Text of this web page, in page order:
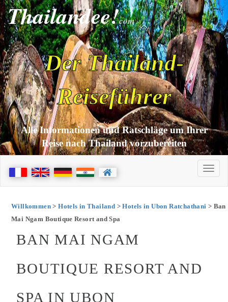
Thailandee!com
Der Thailand-
Reiseführer
Alle Informationen und Ratschläge um Ihrer
Reise nach Thailand vorzubereiten
Willkommen>Hotels in Thailand >Hotels in Ubon Ratchathani > Ban
Mai Ngam Boutique Resort and Spa
BAN MAI NGAM
BOUTIQUE RESORT AND
SPA IN UBON